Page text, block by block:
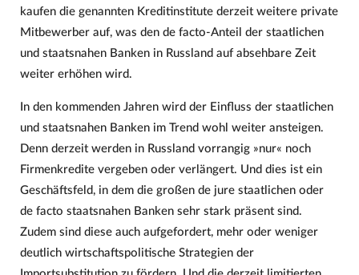
kaufen die genannten Kreditinstitute derzeit weitere private
Mitbewerber auf, was den de facto-Anteil der staatlichen
und staatsnahen Banken in Russland auf absehbare Zeit
weiter erhöhen wird.
In den kommenden Jahren wird der Einfluss der staatlichen
und staatsnahen Banken im Trend wohl weiter ansteigen.
Denn derzeit werden in Russland vorrangig »nur« noch
Firmenkredite vergeben oder verlängert. Und dies ist ein
Geschäftsfeld, in dem die großen de jure staatlichen oder
de facto staatsnahen Banken sehr stark präsent sind.
Zudem sind diese auch aufgefordert, mehr oder weniger
deutlich wirtschaftspolitische Strategien der